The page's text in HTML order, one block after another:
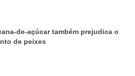
de-açúcar também prejudica o
de peixes